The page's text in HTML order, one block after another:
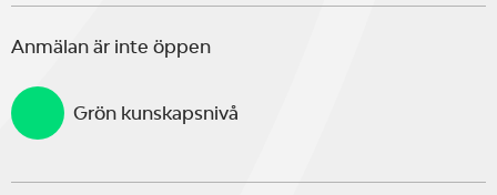
Anmälan är inte öppen
Grön kunskapsnivå